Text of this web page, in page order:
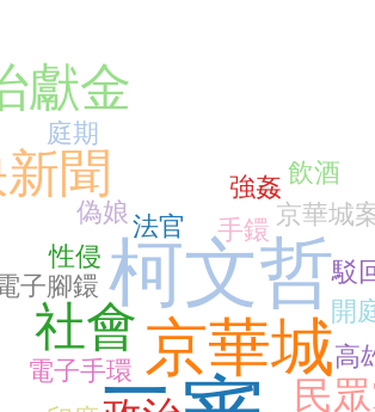
柯文哲
京華城
聞
社會
獻金
民
高
偽娘
電子手環
手鐶
子腳鐶
京華城
開
法官
庭期
性侵
飲酒
強姦
駁